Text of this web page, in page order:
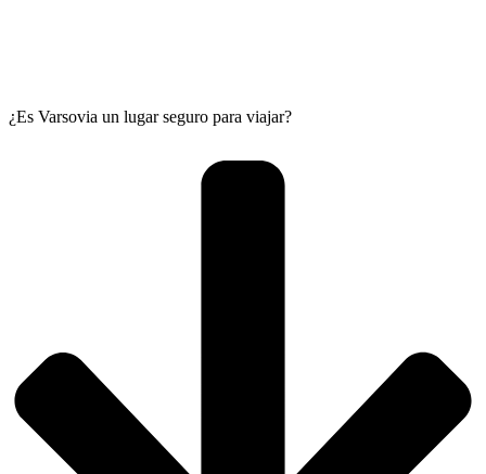
¿Es Varsovia un lugar seguro para viajar?